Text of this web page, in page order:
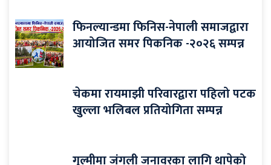
फिनल्यान्डमा फिनिस-नेपाली समाजद्वारा
आयोजित समर पिकनिक -२०२६ सम्पन्न
चेकमा रायमाझी परिवारद्वारा पहिलो पटक
खुल्ला भलिबल प्रतियोगिता सम्पन्न
गुल्मीमा जंगली जनावरका लागि थापेको